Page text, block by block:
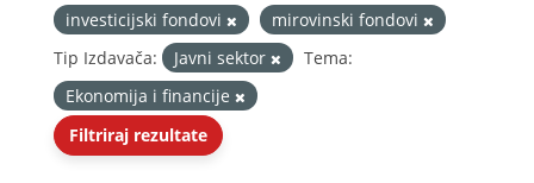
investicijski fondovi
mirovinski fondovi
Tip Izdavača:
Javni sektor
Tema:
Ekonomija i financije
Filtriraj rezultate